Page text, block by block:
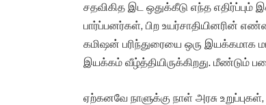
சதவிகித இட ஒதுக்கீடு எந்த எதிர்ப்பும்
பார்ப்பனர்கள், பிற
கமிஷன் பரிந்துரையை ஒரு இயக்கமாக
இயக்கம் வீழ்த்தியிருக்கிறது. மீண்டும்
ஏற்கனவே நாளுக்கு நாள் அரசு